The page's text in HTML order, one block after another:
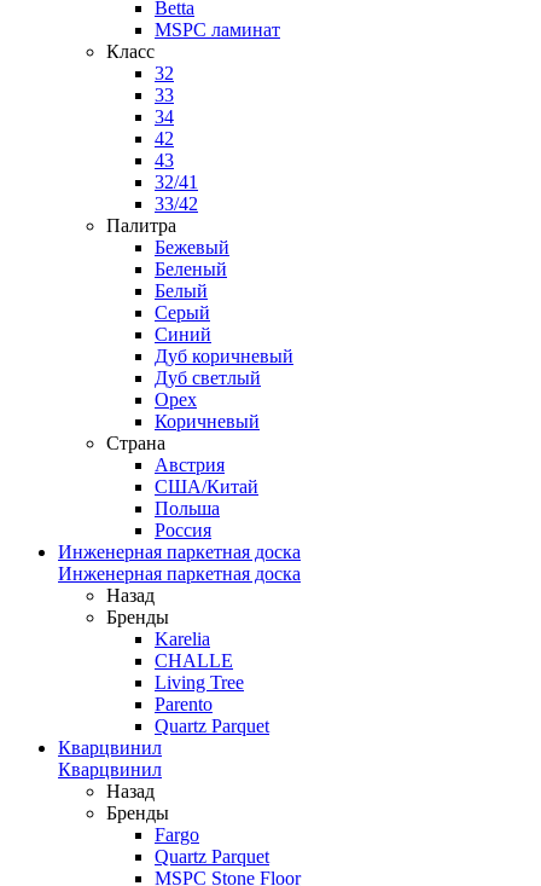
Betta
MSPC ламинат
Класс
32
33
34
42
43
32/41
33/42
Палитра
Бежевый
Беленый
Белый
Серый
Синий
Дуб коричневый
Дуб светлый
Орех
Коричневый
Страна
Австрия
США/Китай
Польша
Россия
Инженерная паркетная доска
Инженерная паркетная доска
Назад
Бренды
Karelia
CHALLE
Living Tree
Parento
Quartz Parquet
Кварцвинил
Кварцвинил
Назад
Бренды
Fargo
Quartz Parquet
MSPC Stone Floor